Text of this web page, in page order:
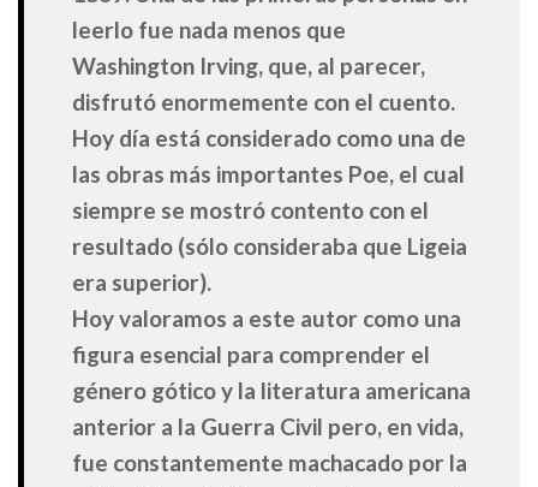
leerlo fue nada menos que
Washington Irving, que, al parecer,
disfrutó enormemente con el cuento.
Hoy día está considerado como una de
las obras más importantes Poe, el cual
siempre se mostró contento con el
resultado (sólo consideraba que Ligeia
era superior).
Hoy valoramos a este autor como una
figura esencial para comprender el
género gótico y la literatura americana
anterior a la Guerra Civil pero, en vida,
fue constantemente machacado por la